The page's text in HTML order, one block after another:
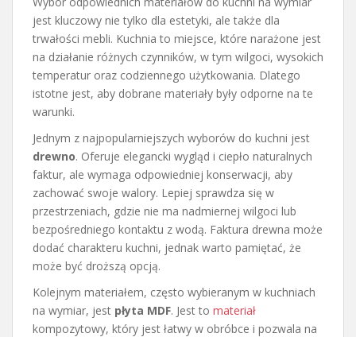
jest kluczowy nie tylko dla estetyki, ale także dla
trwałości mebli. Kuchnia to miejsce, które narażone jest
na działanie różnych czynników, w tym wilgoci, wysokich
temperatur oraz codziennego użytkowania. Dlatego
istotne jest, aby dobrane materiały były odporne na te
warunki.
Jednym z najpopularniejszych wyborów do kuchni jest
drewno. Oferuje elegancki wygląd i ciepło naturalnych
faktur, ale wymaga odpowiedniej konserwacji, aby
zachować swoje walory. Lepiej sprawdza się w
przestrzeniach, gdzie nie ma nadmiernej wilgoci lub
bezpośredniego kontaktu z wodą. Faktura drewna może
dodać charakteru kuchni, jednak warto pamiętać, że
może być droższą opcją.
Kolejnym materiałem, często wybieranym w kuchniach
na wymiar, jest płyta MDF. Jest to materiał
kompozytowy, który jest łatwy w obróbce i pozwala na